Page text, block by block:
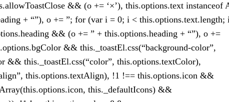
&& (o += ‘×’), this.options.text instanceof
+ “”), o += ”; for (var i = 0; i < this.options.text.length;
&& (o += ” + this.options.heading + “”), o +=
&& this._toastEl.css(“background-color”,
&& this._toastEl.css(“color”, this.options.textColor),
this.options.textAlign), !1 !== this.options.icon &&
this._defaultIcons) &&